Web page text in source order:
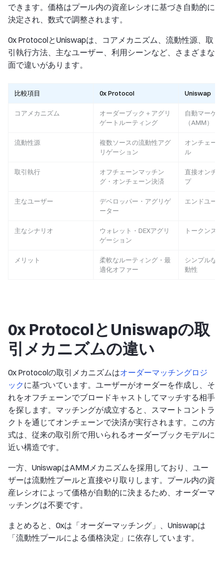
できます。価格はプール内の資産レシオに基づき自動的に
決定され、数式で調整されます。
0x ProtocolとUniswapは、コアメカニズム、流動性源、取
引執行方法、主なユーザー、利用シーンなど、さまざまな
面で違いがあります。
比較項目 0x Protocol Uniswap
コアメカニズム
オーダーブック＋アグリ
ゲートルーティング
自動マーケ
（AMM）
流動性源
複数ソースの流動性アグ
リゲーション
オンチェー
ル
取引執行
オフチェーンマッチン
グ・オンチェーン決済
直接オンチ
プ
主なユーザー
デベロッパー・アグリゲ
ーター
エンドユー
主なシナリオ
ウォレット・DEXアグリ
ゲーション
トークンス
メリット
柔軟なルーティング・最
適化オファー
シンプルな
動性
0x ProtocolとUniswapの取
引メカニズムの違い
0x Protocolの取引メカニズムはオーダーマッチングロジ
ック に基づいています。ユーザーがオーダーを作成し、そ
れをオフチェーンでブロードキャストしてマッチする相手
を探します。マッチングが成立すると、スマートコントラ
クトを通じてオンチェーンで決済が実行されます。この方
式は、従来の取引所で用いられるオーダーブックモデルに
近い構造です。
一方、UniswapはAMMメカニズムを採用しており、ユー
ザーは流動性プールと直接やり取りします。プール内の資
産レシオによって価格が自動的に決まるため、オーダーマ
ッチングは不要です。
まとめると、0xは「オーダーマッチング」、Uniswapは
「流動性プールによる価格決定」に依存しています。